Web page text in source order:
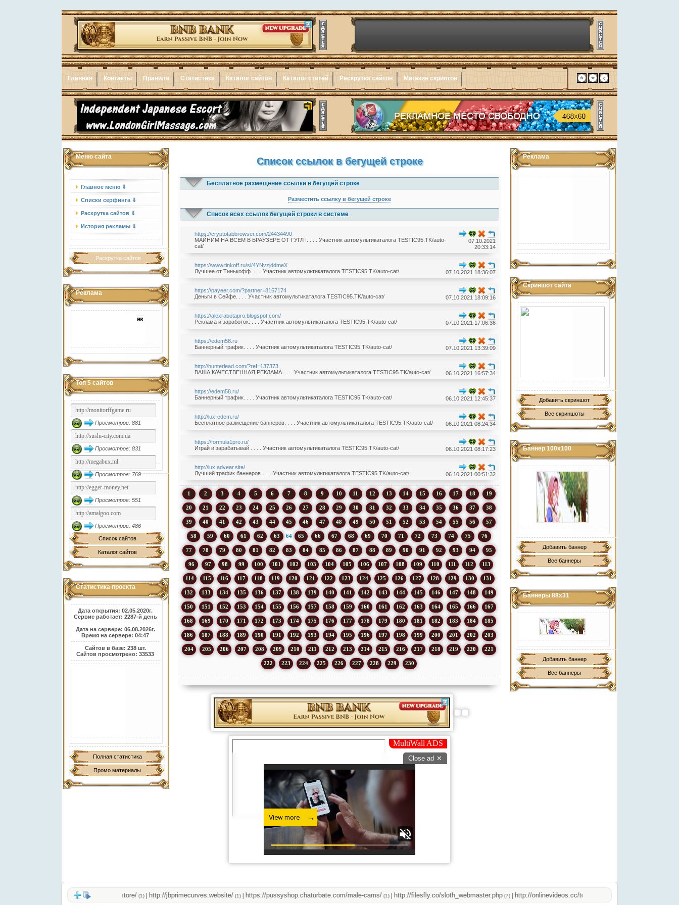
Главная Контакты Правила Статистика Каталог сайтов Каталог статей Раскрутка сайтов Магазин скриптов
Меню сайта
Главное меню ⇓
Списки серфинга ⇓
Раскрутка сайтов ⇓
История рекламы ⇓
Раскрутка сайтов
Реклама
Топ 5 сайтов
Просмотров: 881
Просмотров: 831
Просмотров: 769
Просмотров: 551
Просмотров: 486
Список сайтов
Каталог сайтов
Статистика проекта
Дата открытия: 02.05.2020г.
Сервис работает: 2287-й день
Дата на сервере: 06.08.2026г.
Время на сервере: 04:47
Сайтов в базе: 238 шт.
Сайтов просмотрено: 33533
Полная статистика
Промо материалы
Реклама
Скриншот сайта
Добавить скриншот
Все скриншоты
Баннер 100х100
Добавить баннер
Все баннеры
Баннеры 88х31
Добавить баннер
Все баннеры
Список ссылок в бегущей строке
Бесплатное размещение ссылки в бегущей строке
Разместить ссылку в бегущей строке
Список всех ссылок бегущей строки в системе
https://cryptotabbrowser.com/24434490
МАЙНИМ НА ВСЕМ В БРАУЗЕРЕ ОТ ГУГЛ !. . . . Участник автомультикаталога TESTIC95.TK/auto-
cat/
07.10.2021
20:33:14
https://www.tinkoff.ru/sl/4YNvzjddmeX
Лучшее от Тинькофф. . . . Участник автомультикаталога TESTIC95.TK/auto-cat/
07.10.2021 18:36:07
https://payeer.com/?partner=8167174
Деньги в Сейфе. . . . Участник автомультикаталога TESTIC95.TK/auto-cat/
07.10.2021 18:09:16
https://alexrabotapro.blogspot.com/
Реклама и заработок. . . . Участник автомультикаталога TESTIC95.TK/auto-cat/
07.10.2021 17:06:36
https://edem58.ru
Баннерный трафик. . . . Участник автомультикаталога TESTIC95.TK/auto-cat/
07.10.2021 13:39:09
http://hunterlead.com/?ref=137373
ВАША КАЧЕСТВЕННАЯ РЕКЛАМА. . . . Участник автомультикаталога TESTIC95.TK/auto-cat/
06.10.2021 16:57:34
https://edem58.ru/
Баннерный трафик. . . . Участник автомультикаталога TESTIC95.TK/auto-cat/
06.10.2021 12:45:37
http://lux-edem.ru/
Бесплатное размещение баннеров. . . . Участник автомультикаталога TESTIC95.TK/auto-cat/
06.10.2021 08:24:34
https://formula1pro.ru/
Играй и зарабатывай . . . . Участник автомультикаталога TESTIC95.TK/auto-cat/
06.10.2021 08:17:23
http://lux.advear.site/
Лучший трафик баннеров. . . . Участник автомультикаталога TESTIC95.TK/auto-cat/
06.10.2021 00:51:32
1 2 3 4 5 6 7 8 9 10 11 12 13 14 15 16 17 18 19
20 21 22 23 24 25 26 27 28 29 30 31 32 33 34 35 36 37 38
39 40 41 42 43 44 45 46 47 48 49 50 51 52 53 54 55 56 57
58 59 60 61 62 63 64 65 66 67 68 69 70 71 72 73 74 75 76
77 78 79 80 81 82 83 84 85 86 87 88 89 90 91 92 93 94 95
96 97 98 99 100 101 102 103 104 105 106 107 108 109 110 111 112 113
114 115 116 117 118 119 120 121 122 123 124 125 126 127 128 129 130 131
132 133 134 135 136 137 138 139 140 141 142 143 144 145 146 147 148 149
150 151 152 153 154 155 156 157 158 159 160 161 162 163 164 165 166 167
168 169 170 171 172 173 174 175 176 177 178 179 180 181 182 183 184 185
186 187 188 189 190 191 192 193 194 195 196 197 198 199 200 201 202 203
204 205 206 207 208 209 210 211 212 213 214 215 216 217 218 219 220 221
222 223 224 225 226 227 228 229 230
http://jbprimecurves.store/(1)|http://jbprimecurves.website/(1)|https://pussyshop.chaturbate.com/male-cams/(1)|http://filesfly.co/sloth_webmaster.php(7)|http://onlinevideos.cc/top.php